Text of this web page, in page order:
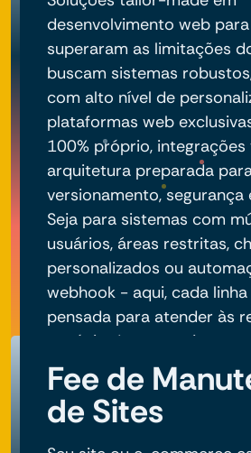
desenvolvimento web
superaram as limitações
buscam sistemas
com alto nível de
plataformas web
100% próprio, integrações
arquitetura preparada
versionamento, segurança
Seja para sistemas com
usuários, áreas restritas,
personalizados ou
webhook - aqui, cada
pensada para atender às
negócio do seu projeto.
Fee de
de Sites